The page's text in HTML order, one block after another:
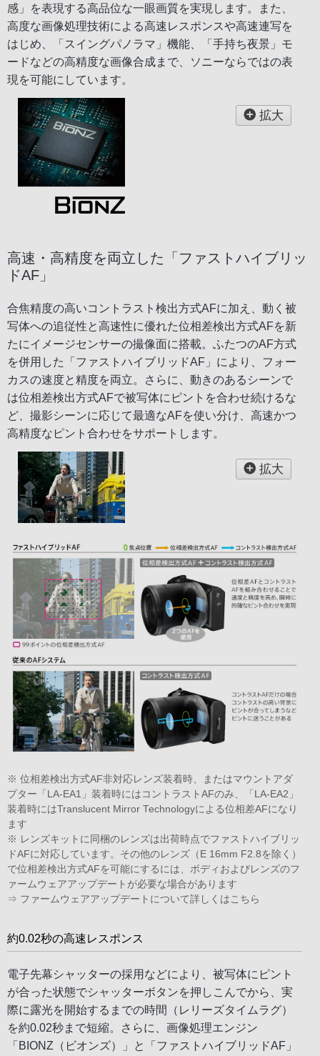
感」を表現する高品位な一眼画質を実現します。また、
高度な画像処理技術による高速レスポンスや高速連写を
はじめ、「スイングパノラマ」機能、「手持ち夜景」モ
ードなどの高精度な画像合成まで、ソニーならではの表
現を可能にしています。
拡大
高速・高精度を両立した「ファストハイブリッ
ドAF」
合焦精度の高いコントラスト検出方式AFに加え、動く被
写体への追従性と高速性に優れた位相差検出方式AFを新
たにイメージセンサーの撮像面に搭載。ふたつのAF方式
を併用した「ファストハイブリッドAF」により、フォー
カスの速度と精度を両立。さらに、動きのあるシーンで
は位相差検出方式AFで被写体にピントを合わせ続けるな
ど、撮影シーンに応じて最適なAFを使い分け、高速かつ
高精度なピント合わせをサポートします。
拡大
※ 位相差検出方式AF非対応レンズ装着時、またはマウントアダ
プター「LA-EA1」装着時にはコントラストAFのみ、「LA-EA2」
装着時にはTranslucent Mirror Technologyによる位相差AFになり
ます
※ レンズキットに同梱のレンズは出荷時点でファストハイブリッ
ドAFに対応しています。その他のレンズ（E 16mm F2.8を除く）
で位相差検出方式AFを可能にするには、ボディおよびレンズのフ
ァームウェアアップデートが必要な場合があります
⇒ ファームウェアアップデートについて詳しくはこちら
約0.02秒の高速レスポンス
電子先幕シャッターの採用などにより、被写体にピント
が合った状態でシャッターボタンを押しこんでから、実
際に露光を開始するまでの時間（レリーズタイムラグ）
を約0.02秒まで短縮。さらに、画像処理エンジン
「BIONZ（ビオンズ）」と「ファストハイブリッドAF」